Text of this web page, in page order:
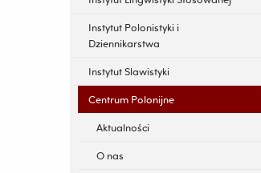
Instytut Polonistyki i
Dziennikarstwa
Instytut Slawistyki
Centrum Polonijne
Aktualności
O nas